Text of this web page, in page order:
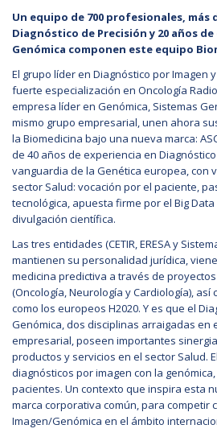
Un equipo de 700 profesionales, más
Diagnóstico de Precisión y 20 años
Genómica componen este equipo
El grupo líder en Diagnóstico por Imagen
fuerte especialización en Oncología
empresa líder en Genómica, Sistemas
mismo grupo empresarial, unen ahora
la Biomedicina bajo una nueva marca:
de 40 años de experiencia en
vanguardia de la Genética europea, con
sector Salud: vocación por el paciente,
tecnológica, apuesta firme por el Big
divulgación científica.
Las tres entidades (CETIR, ERESA y
mantienen su personalidad jurídica,
medicina predictiva a través de
(Oncología, Neurología y Cardiología),
como los europeos H2020. Y es que el
Genómica, dos disciplinas arraigadas en
empresarial, poseen importantes
productos y servicios en el sector Salud.
diagnósticos por imagen con la
pacientes. Un contexto que inspira esta
marca corporativa común, para competir
Imagen/Genómica en el ámbito